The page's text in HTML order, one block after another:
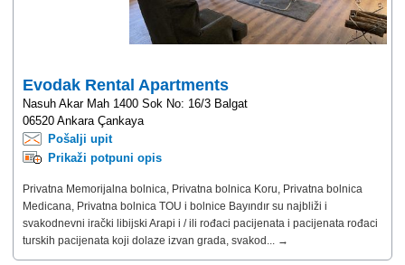
Evodak Rental Apartments
Nasuh Akar Mah 1400 Sok No: 16/3 Balgat
06520 Ankara Çankaya
Pošalji upit
Prikaži potpuni opis
Privatna Memorijalna bolnica, Privatna bolnica Koru, Privatna bolnica
Medicana, Privatna bolnica TOU i bolnice Bayındır su najbliži i
svakodnevni irački libijski Arapi i / ili rođaci pacijenata i pacijenata rođaci
turskih pacijenata koji dolaze izvan grada, svakod... →